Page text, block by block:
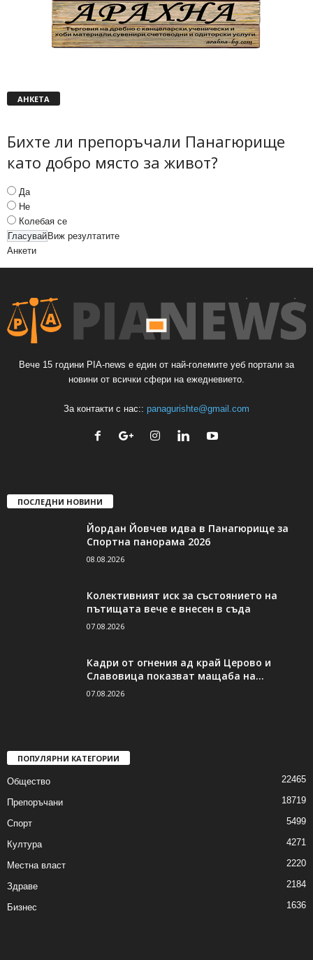
АНКЕТА
Бихте ли препоръчали Панагюрище
като добро място за живот?
Да
Не
Колебая се
Виж резултатите
Анкети
Вече 15 години PIA-news е един от най-големите уеб портали за
новини от всички сфери на ежедневието.
За контакти с нас:: panagurishte@gmail.com
ПОСЛЕДНИ НОВИНИ
Йордан Йовчев идва в Панагюрище за
Спортна панорама 2026
08.08.2026
Колективният иск за състоянието на
пътищата вече е внесен в съда
07.08.2026
Кадри от огнения ад край Церово и
Славовица показват мащаба на...
07.08.2026
ПОПУЛЯРНИ КАТЕГОРИИ
Общество 22465
Препоръчани 18719
Спорт 5499
Култура 4271
Местна власт 2220
Здраве 2184
Бизнес 1636